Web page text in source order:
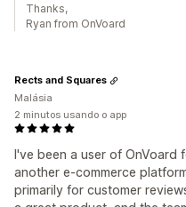
Thanks,
Ryan from OnVoard
I've been a user of OnVoard
another e-commerce
primarily for customer
Rects and Squares
Malásia
2 minutos usando o app